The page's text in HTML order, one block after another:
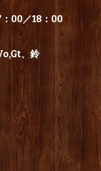
00／18：00
、鈴